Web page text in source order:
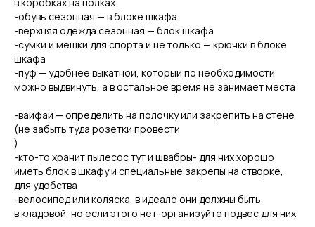
-обувь сезонная — в блоке шкафа
-верхняя одежда сезонная — блок шкафа
-сумки и мешки для спорта и не только — крючки в блоке
шкафа
-пуф — удобнее выкатной, который по необходимости
можно выдвинуть, а в остальное время не занимает места
-вайфай — определить на полочку или закрепить на стене
(не забыть туда розетки провести
)
-кто-то хранит пылесос тут и швабры- для них хорошо
иметь блок в шкафу и специальные закрепы на створке,
для удобства
-велосипед или коляска, в идеале они должны быть
в кладовой, но если этого нет-организуйте подвес для них